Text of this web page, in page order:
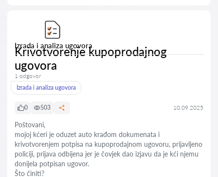
Izrada i analiza ugovora
Krivotvorenje kupoprodajnog
ugovora
1 odgovor
Izrada i analiza ugovora
0 503 10.09.2025
Poštovani,
mojoj kćeri je oduzet auto krađom dokumenata i
krivotvorenjem potpisa na kupoprodajnom ugovoru, prijavljeno
policiji, prijava odbijena jer je čovjek dao izjavu da je kći njemu
donijela potpisan ugovor.
Što činiti?